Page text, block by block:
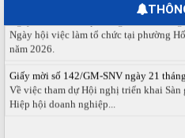
Ngày hội việc làm phường Hố Nai tháng
Ngày hội việc làm tổ chức tại phường
năm 2026.
Về việc tham dự Hội nghị triển khai Sàn
Hiệp hội doanh nghiệp...